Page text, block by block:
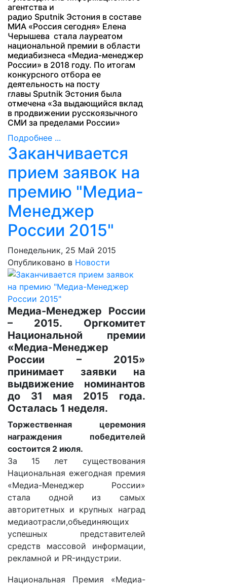
агентства и
радио Sputnik Эстония в составе
МИА «Россия сегодня» Елена
Черышева стала лауреатом
национальной премии в области
медиабизнеса «Медиа-менеджер
России» в 2018 году. По итогам
конкурсного отбора ее
деятельность на посту
главы Sputnik Эстония была
отмечена «За выдающийся вклад
в продвижении русскоязычного
СМИ за пределами России»
Подробнее ...
Заканчивается
прием заявок на
премию "Медиа-
Менеджер
России 2015"
Понедельник, 25 Май 2015
Опубликовано в Новости
Медиа-Менеджер России
– 2015. Оргкомитет
Национальной премии
«Медиа-Менеджер
России – 2015»
принимает заявки на
выдвижение номинантов
до 31 мая 2015 года.
Осталась 1 неделя.
Торжественная церемония
награждения победителей
состоится 2 июля.
За 15 лет существования
Национальная ежегодная премия
«Медиа-Менеджер России»
стала одной из самых
авторитетных и крупных наград
медиаотрасли,объединяющих
успешных представителей
средств массовой информации,
рекламной и PR-индустрии.
Национальная Премия «Медиа-